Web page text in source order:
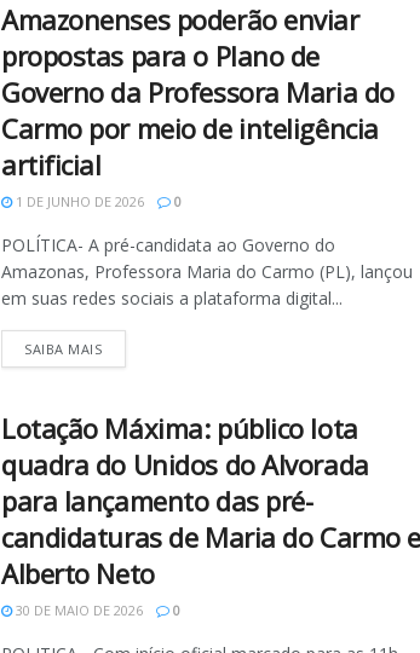
Amazonenses poderão enviar
propostas para o Plano de
Governo da Professora Maria do
Carmo por meio de inteligência
artificial
1 DE JUNHO DE 2026 0
POLÍTICA- A pré-candidata ao Governo do
Amazonas, Professora Maria do Carmo (PL), lançou
em suas redes sociais a plataforma digital...
SAIBA MAIS
Lotação Máxima: público lota
quadra do Unidos do Alvorada
para lançamento das pré-
candidaturas de Maria do Carmo e
Alberto Neto
30 DE MAIO DE 2026 0